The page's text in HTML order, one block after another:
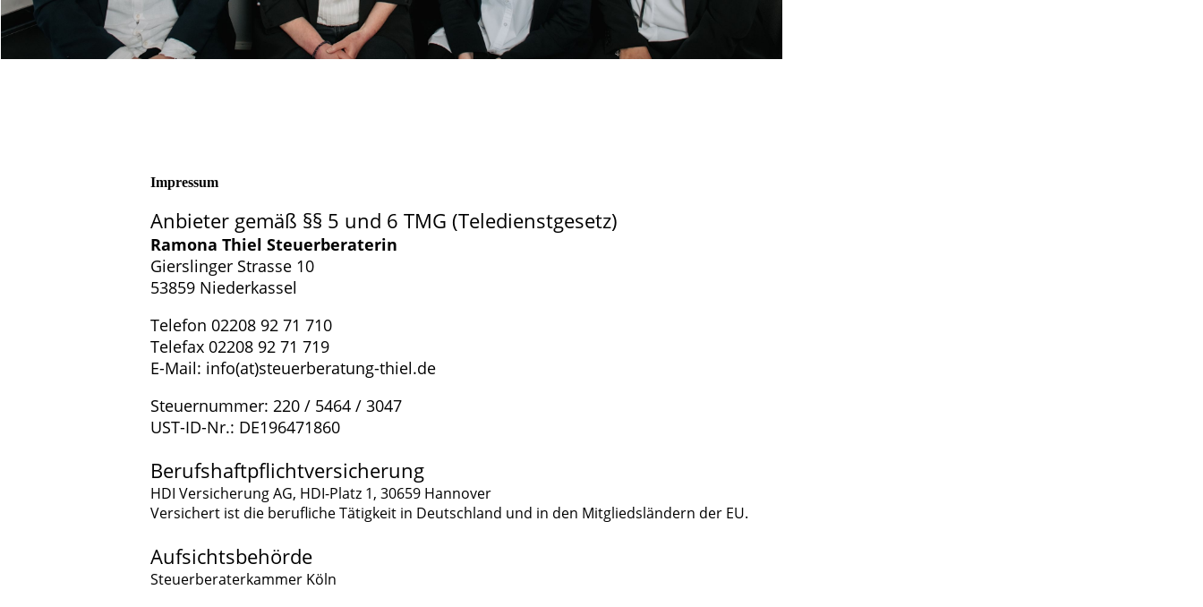
Impressum
Anbieter gemäß §§ 5 und 6 TMG (Teledienstgesetz)
Ramona Thiel Steuerberaterin
Gierslinger Strasse 10
53859 Niederkassel
Telefon 02208 92 71 710
Telefax 02208 92 71 719
E-Mail: info(at)steuerberatung-thiel.de
Steuernummer: 220 / 5464 / 3047
UST-ID-Nr.: DE196471860
Berufshaftpflichtversicherung
HDI Versicherung AG, HDI-Platz 1, 30659 Hannover
Versichert ist die berufliche Tätigkeit in Deutschland und in den Mitgliedsländern der EU.
Aufsichtsbehörde
Steuerberaterkammer Köln